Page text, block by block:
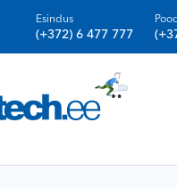
Esindus
(+372) 6 477 777